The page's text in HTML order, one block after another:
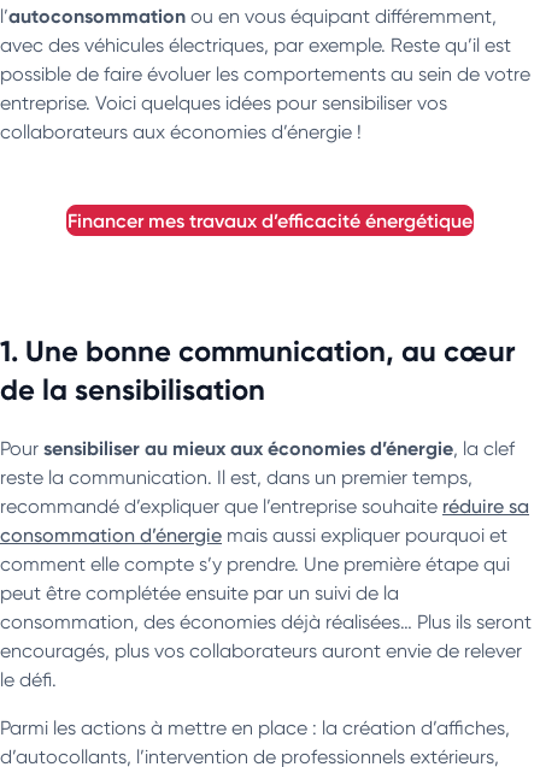
l’autoconsommation ou en vous équipant différemment,
avec des véhicules électriques, par exemple. Reste qu’il est
possible de faire évoluer les comportements au sein de votre
entreprise. Voici quelques idées pour sensibiliser vos
collaborateurs aux économies d’énergie !
financer mes travaux d’efficacité énergétique
1. Une bonne communication, au cœur
de la sensibilisation
Pour sensibiliser au mieux aux économies d’énergie, la clef
reste la communication. Il est, dans un premier temps,
recommandé d’expliquer que l’entreprise souhaite réduire sa
consommation d’énergie mais aussi expliquer pourquoi et
comment elle compte s’y prendre. Une première étape qui
peut être complétée ensuite par un suivi de la
consommation, des économies déjà réalisées… Plus ils seront
encouragés, plus vos collaborateurs auront envie de relever
le défi.
Parmi les actions à mettre en place : la création d’affiches,
d’autocollants, l’intervention de professionnels extérieurs,